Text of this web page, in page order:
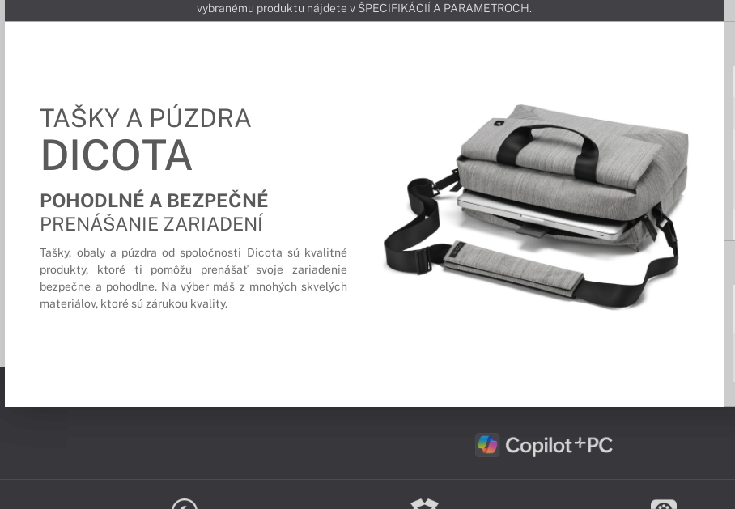
vybranému produktu nájdete v ŠPECIFIKÁCIÍ A PARAMETROCH.
TAŠKY A PÚZDRA
DICOTA
POHODLNÉ A BEZPEČNÉ
PRENÁŠANIE ZARIADENÍ
Tašky, obaly a púzdra od spoločnosti Dicota sú kvalitné
produkty, ktoré ti pomôžu prenášať svoje zariadenie
bezpečne a pohodlne. Na výber máš z mnohých skvelých
materiálov, ktoré sú zárukou kvality.